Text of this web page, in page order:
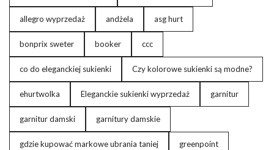
allegro wyprzedaż andżela asg hurt
bonprix sweter booker ccc
co do eleganckiej sukienki Czy kolorowe sukienki są modne?
ehurtwolka Eleganckie sukienki wyprzedaż garnitur
garnitur damski garnitury damskie
gdzie kupować markowe ubrania taniej greenpoint